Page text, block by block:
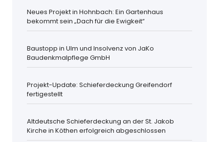
Neues Projekt in Hohnbach: Ein Gartenhaus
bekommt sein „Dach für die Ewigkeit“
Baustopp in Ulm und Insolvenz von JaKo
Baudenkmalpflege GmbH
Projekt-Update: Schieferdeckung Greifendorf
fertigestellt
Altdeutsche Schieferdeckung an der St. Jakob
Kirche in Köthen erfolgreich abgeschlossen